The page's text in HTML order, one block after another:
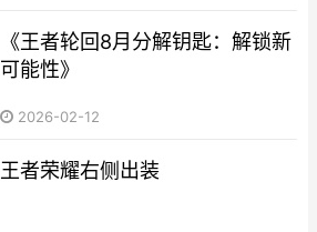
《王者轮回8月分解钥匙：解锁新
可能性》
2026-02-12
王者荣耀右侧出装